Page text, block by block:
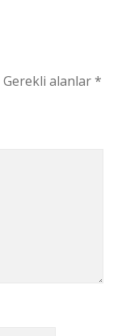
Gerekli alanlar*